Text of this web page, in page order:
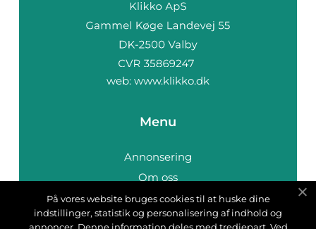
web: www.klikko.dk
Menu
Annonsering
Om oss
Cookies
Kontakta oss
På vores website bruges cookies til at huske dine
indstillinger, statistik og personalisering af indhold og